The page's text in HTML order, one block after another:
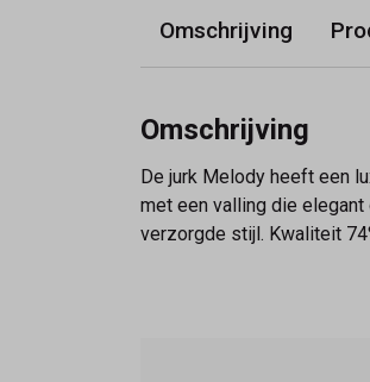
Omschrijving
Omschrijving
De jurk Melody heeft een
met een valling die
verzorgde stijl. Kwaliteit